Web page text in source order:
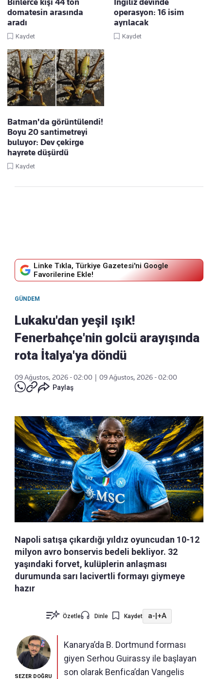
domatesin arasında
aradı
Kaydet
operasyon: 16 isim
ayrılacak
Kaydet
Batman'da görüntülendi!
Boyu 20 santimetreyi
buluyor: Dev çekirge
hayrete düşürdü
Kaydet
Linke Tıkla, Türkiye Gazetesi'ni Google
Favorilerine Ekle!
GÜNDEM
Lukaku'dan yeşil ışık!
Fenerbahçe'nin golcü arayışında
rota İtalya'ya döndü
09 Ağustos, 2026 - 02:00 | 09 Ağustos, 2026 - 02:00
Paylaş
Napoli satışa çıkardığı yıldız oyuncudan 10-12
milyon avro bonservis bedeli bekliyor. 32
yaşındaki forvet, kulüplerin anlaşması
durumunda sarı lacivertli formayı giymeye
hazır
Özetle Dinle Kaydet a- +A
SEZER DOĞRU
Kanarya’da B. Dortmund forması
giyen Serhou Guirassy ile başlayan
son olarak Benfica’dan Vangelis